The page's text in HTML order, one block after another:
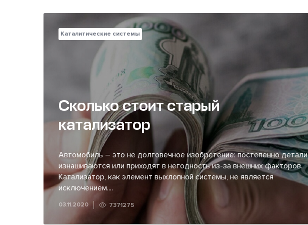
Каталитические системы
Сколько стоит старый
катализатор
Автомобиль – это не долговечное изобретение: постепенно детали
изнашиваются или приходят в негодность из-за внешних факторов.
Катализатор, как элемент выхлопной системы, не является
исключением....
03.11.2020 7371275